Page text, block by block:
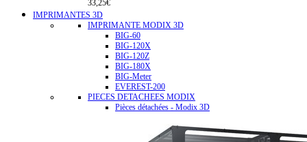
33,25€
IMPRIMANTES 3D
IMPRIMANTE MODIX 3D
BIG-60
BIG-120X
BIG-120Z
BIG-180X
BIG-Meter
EVEREST-200
PIECES DETACHEES MODIX
Pièces détachées - Modix 3D